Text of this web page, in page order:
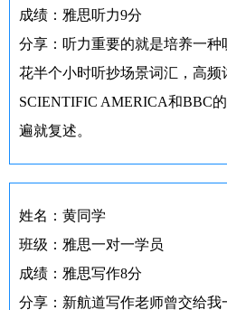
成绩：雅思听力9分
分享：听力重要的就是培养一
花半个小时听抄场景词汇，高频
SCIENTIFIC AMERICA和BBC
遍就复述。
姓名：黄同学
班级：雅思一对一学员
成绩：雅思写作8分
分享：新航道写作老师曾交给我